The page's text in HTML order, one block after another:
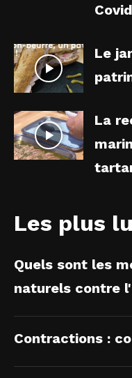
Le
La
Les plus
Quels sont les
naturels contre
Contractions :